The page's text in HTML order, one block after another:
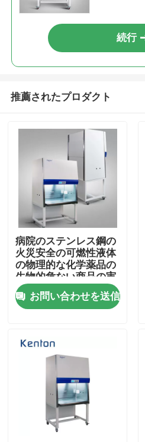
企業情報
続行
推薦されたプロダクト
病院のステンレス鋼の
火災安全の可燃性液体
の物理的な化学薬品の
生物的危ない商品の実
験室のキャビネット
お問い合わせを送信